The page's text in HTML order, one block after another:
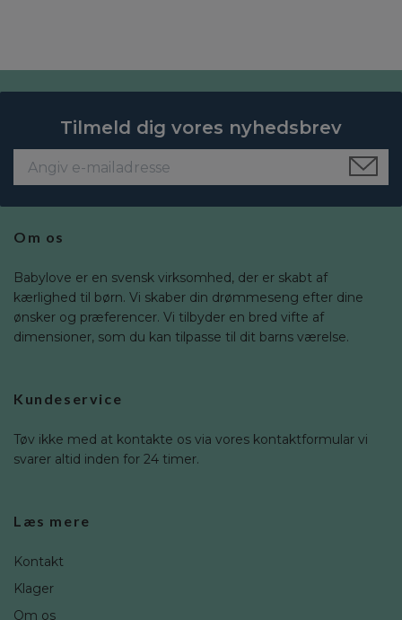
Tilmeld dig vores nyhedsbrev
Om os
Babylove er en svensk virksomhed, der er skabt af
kærlighed til børn. Vi skaber din drømmeseng efter dine
ønsker og præferencer. Vi tilbyder en bred vifte af
dimensioner, som du kan tilpasse til dit barns værelse.
Kundeservice
Tøv ikke med at kontakte os via vores kontaktformular vi
svarer altid inden for 24 timer.
Læs mere
Kontakt
Klager
Om os